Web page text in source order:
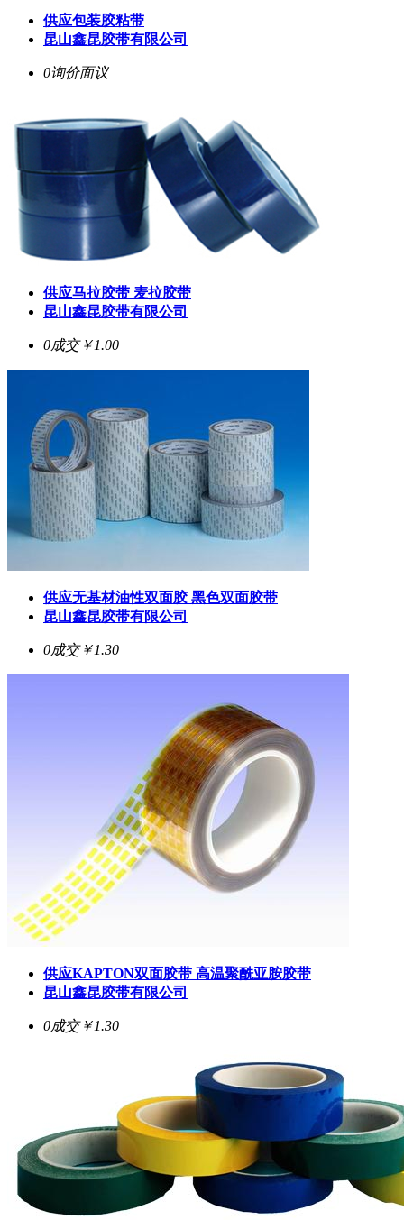
供应包装胶粘带
昆山鑫昆胶带有限公司
0询价面议
供应马拉胶带 麦拉胶带
昆山鑫昆胶带有限公司
0成交￥1.00
供应无基材油性双面胶 黑色双面胶带
昆山鑫昆胶带有限公司
0成交￥1.30
供应KAPTON双面胶带 高温聚酰亚胺胶带
昆山鑫昆胶带有限公司
0成交￥1.30